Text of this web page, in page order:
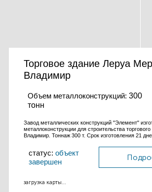
Торговое здание Леруа
Владимир
Объем металлоконструкций: 300
тонн
Завод металлических конструкций "Элемент"
металлоконструкции для строительства торгового
Владимир. Тоннаж 300 т. Срок изготовления 21
статус: объект
завершен
загрузка карты...